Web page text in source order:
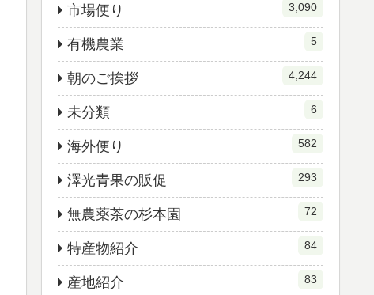
市場便り 3,090
有機農業 5
朝のご挨拶 4,244
未分類 6
海外便り 582
澤光青果の販促 293
無農薬茶の杉本園 72
特産物紹介 84
産地紹介 83